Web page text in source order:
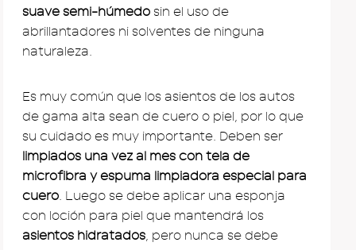
suave semi-húmedo sin el uso de
abrillantadores ni solventes de ninguna
naturaleza.
Es muy común que los asientos de los autos
de gama alta sean de cuero o piel, por lo que
su cuidado es muy importante. Deben ser
limpiados una vez al mes con tela de
microfibra y espuma limpiadora especial para
cuero. Luego se debe aplicar una esponja
con loción para piel que mantendrá los
asientos hidratados, pero nunca se debe